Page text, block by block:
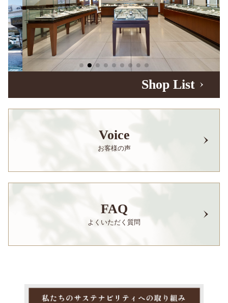
Shop List
Voice
お客様の声
FAQ
よくいただく質問